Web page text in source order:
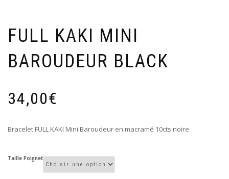
FULL KAKI MINI
BAROUDEUR BLACK
34,00€
Bracelet FULL KAKI Mini Baroudeur en macramé 10cts noire
Taille Poignet